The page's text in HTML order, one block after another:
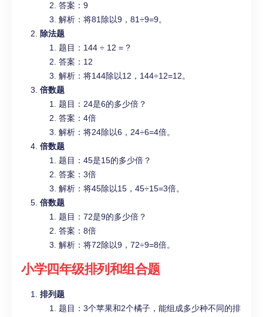
答案：9
解析：将81除以9，81÷9=9。
除法题
题目：144 ÷ 12 = ?
答案：12
解析：将144除以12，144÷12=12。
倍数题
题目：24是6的多少倍？
答案：4倍
解析：将24除以6，24÷6=4倍。
倍数题
题目：45是15的多少倍？
答案：3倍
解析：将45除以15，45÷15=3倍。
倍数题
题目：72是9的多少倍？
答案：8倍
解析：将72除以9，72÷9=8倍。
小学四年级排列和组合题
排列题
题目：3个苹果和2个橘子，能组成多少种不同的排